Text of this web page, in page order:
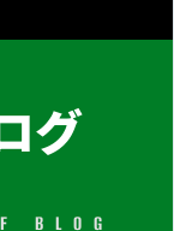
グ
BLOG